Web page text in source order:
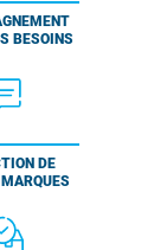
BESOINS
DE